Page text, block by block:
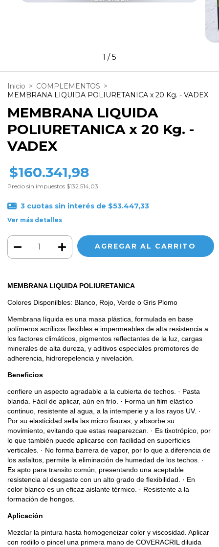
1 /5
Inicio > COMPLEMENTOS >
MEMBRANA LIQUIDA POLIURETANICA x 20 Kg. - VADEX
MEMBRANA LIQUIDA
POLIURETANICA x 20 Kg. -
VADEX
$160.341,98
Precio sin impuestos $132.514,03
3 cuotas sin interés de $53.447,33
Ver más detalles
MEMBRANA LIQUIDA POLIURETANICA
Colores Disponilbles: Blanco, Rojo, Verde o Gris Plomo
Membrana líquida es una masa plástica, formulada en base
polímeros acrílicos flexibles e impermeables de alta resistencia a
los factores climáticos, pigmentos reflectantes de la luz, cargas
minerales de alta dureza, y aditivos especiales promotores de
adherencia, hidrorepelencia y nivelación.
Beneficios
confiere un aspecto agradable a la cubierta de techos. · Pasta
blanda. Fácil de aplicar, aún en frío. · Forma un film elástico
continuo, resistente al agua, a la intemperie y a los rayos UV. ·
Por su elasticidad sella las micro fisuras, y absorbe su
movimiento, evitando que estas reaparezcan. · Es tixotrópico, por
lo que también puede aplicarse con facilidad en superficies
verticales. · No forma barrera de vapor, por lo que a diferencia de
los asfaltos, permite la eliminación de humedad de los techos. ·
Es apto para transito común, presentando una aceptable
resistencia al desgaste con un alto grado de flexibilidad. · En
color blanco es un eficaz aislante térmico. · Resistente a la
formación de hongos.
Aplicación
Mezclar la pintura hasta homogeneizar color y viscosidad. Aplicar
con rodillo o pincel una primera mano de COVERACRIL diluida